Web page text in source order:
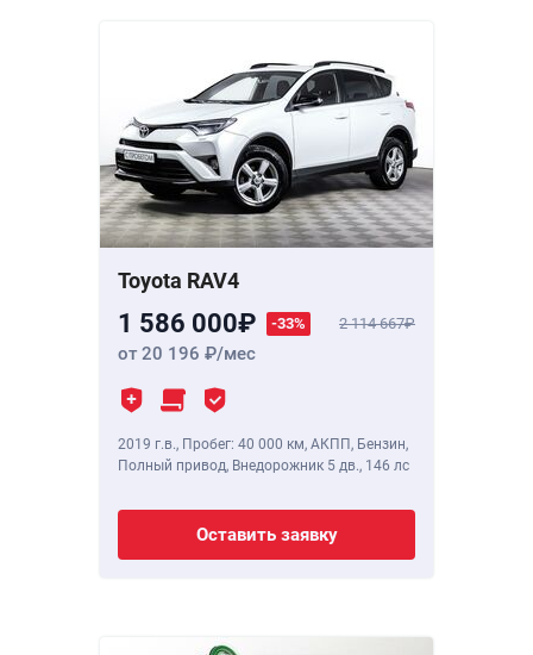
Toyota RAV4
1 586 000 -33% 2 114 667
от 20 196 /мес
2019 г.в., Пробег: 40 000 км, АКПП, Бензин,
Полный привод, Внедорожник 5 дв., 146 лс
Оставить заявку